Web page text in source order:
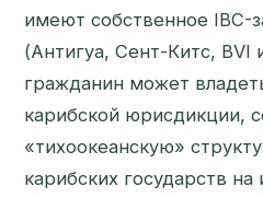
имеют собственное IBC-
(Антигуа, Сент-Китс, BVI
гражданин может
карибской юрисдикции,
«тихоокеанскую»
карибских государств